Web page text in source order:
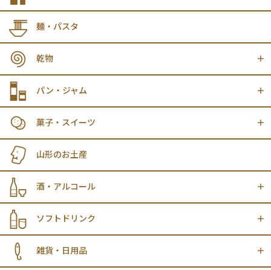
麺・パスタ
乾物
パン・ジャム
菓子・スイーツ
山形のお土産
酒・アルコール
ソフトドリンク
雑貨・日用品